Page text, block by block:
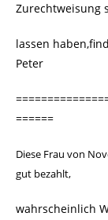
Zurechtweisung
lassen
Peter
======
Diese Frau von
gut bezahlt,
wahrscheinlich